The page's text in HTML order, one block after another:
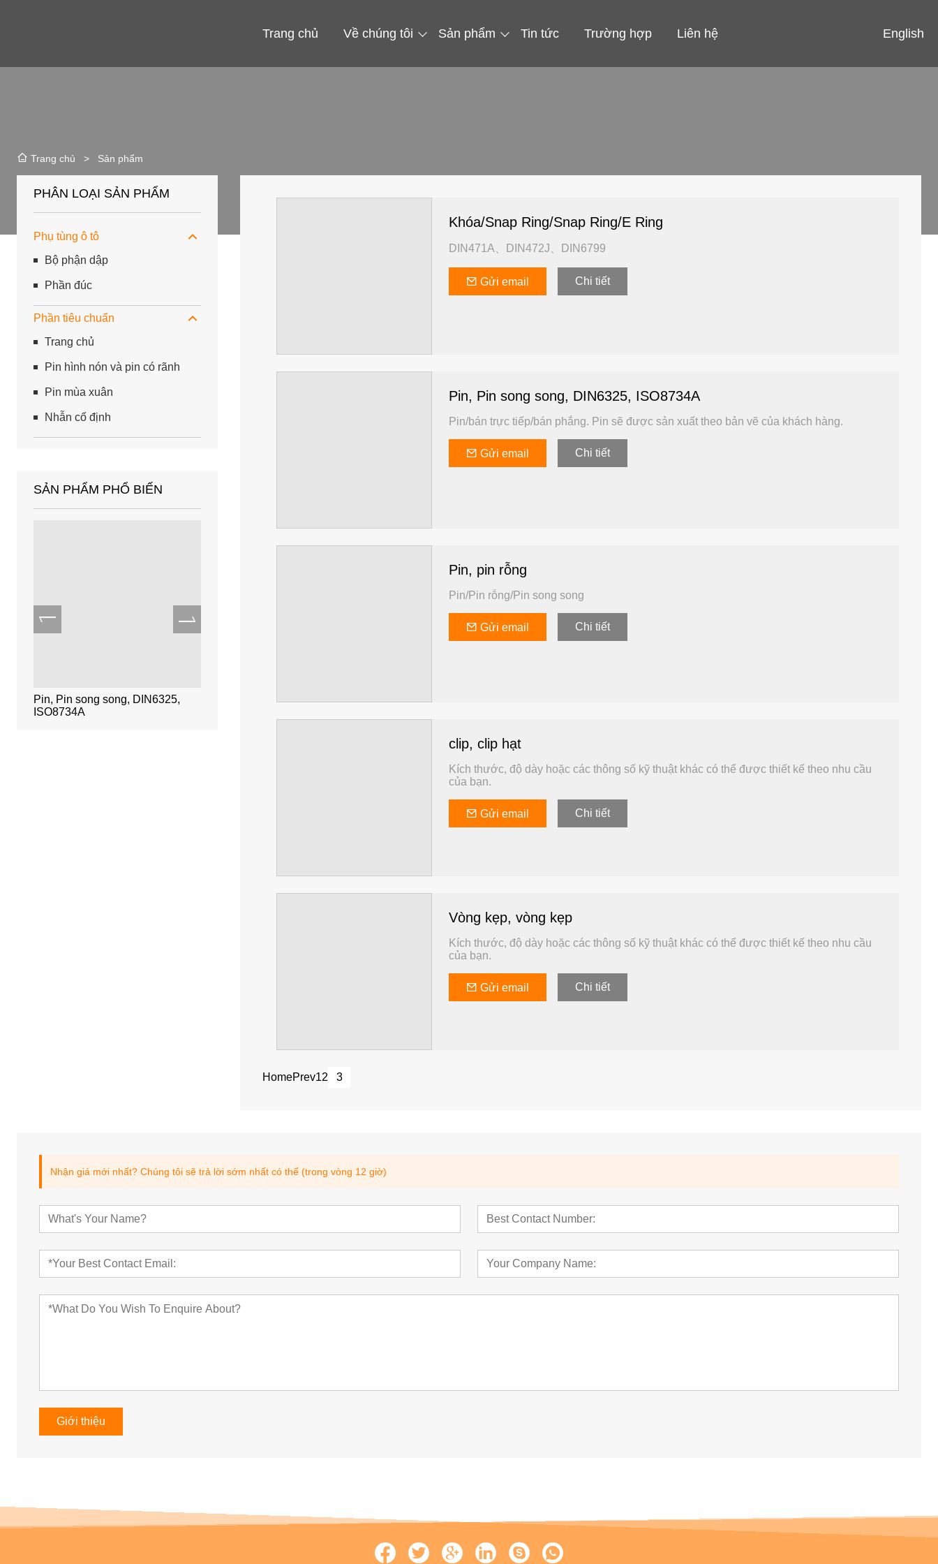
Trang chủ Về chúng tôi Sản phẩm Tin tức Trường hợp Liên hệ English
Trang chủ > Sản phẩm
PHÂN LOẠI SẢN PHẨM
Phụ tùng ô tô
Bộ phận dập
Phần đúc
Phần tiêu chuẩn
Trang chủ
Pin hình nón và pin có rãnh
Pin mùa xuân
Nhẫn cố định
SẢN PHẨM PHỔ BIẾN
Pin, Pin song song, DIN6325,
ISO8734A
Cone Pin Nữ Cone Pin DIN1B
Khóa/Snap Ring/Snap Ring/E Ring
DIN471A、DIN472J、DIN6799
Gửi email Chi tiết
Pin, Pin song song, DIN6325, ISO8734A
Pin/bán trực tiếp/bán phẳng. Pin sẽ được sản xuất theo bản vẽ của khách hàng.
Gửi email Chi tiết
Pin, pin rỗng
Pin/Pin rỗng/Pin song song
Gửi email Chi tiết
clip, clip hạt
Kích thước, độ dày hoặc các thông số kỹ thuật khác có thể được thiết kế theo nhu cầu
của bạn.
Gửi email Chi tiết
Vòng kẹp, vòng kẹp
Kích thước, độ dày hoặc các thông số kỹ thuật khác có thể được thiết kế theo nhu cầu
của bạn.
Gửi email Chi tiết
HomePrev12 3
Nhận giá mới nhất? Chúng tôi sẽ trả lời sớm nhất có thể (trong vòng 12 giờ)
Giới thiệu